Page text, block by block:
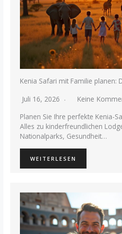
Kenia Safari mit Familie planen:
Juli 16, 2026
Keine
Planen Sie Ihre perfekte Kenia-
Alles zu kinderfreundlichen
Nationalparks, Gesundheit…
WEITERLESEN